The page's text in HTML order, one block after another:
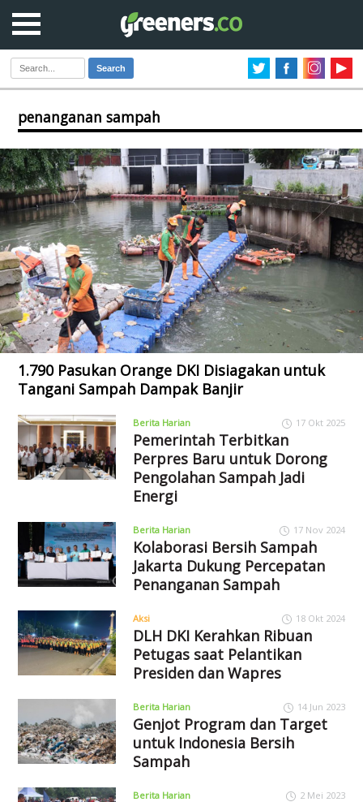
Search
penanganan sampah
1.790 Pasukan Orange DKI Disiagakan untuk
Tangani Sampah Dampak Banjir
Berita Harian 17 Okt 2025
Pemerintah Terbitkan
Perpres Baru untuk Dorong
Pengolahan Sampah Jadi
Energi
Berita Harian 17 Nov 2024
Kolaborasi Bersih Sampah
Jakarta Dukung Percepatan
Penanganan Sampah
Aksi 18 Okt 2024
DLH DKI Kerahkan Ribuan
Petugas saat Pelantikan
Presiden dan Wapres
Berita Harian 14 Jun 2023
Genjot Program dan Target
untuk Indonesia Bersih
Sampah
Berita Harian 2 Mei 2023